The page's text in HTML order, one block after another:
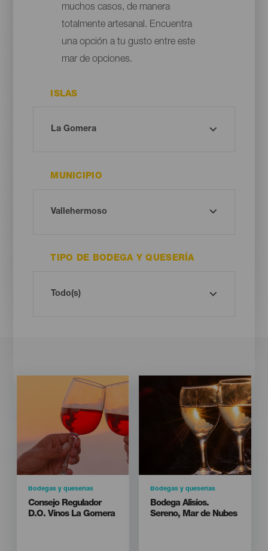
muchos casos, de manera
totalmente artesanal. Encuentra
una opción a tu gusto entre este
mar de opciones.
ISLAS
MUNICIPIO
TIPO DE BODEGA Y QUESERÍA
Categoría
Bodegas y queserías
Titular
Consejo Regulador
D.O. Vinos La Gomera
Listado
Categoría
Bodegas y queserías
Titular
Bodega Alisios.
Sereno, Mar de Nubes